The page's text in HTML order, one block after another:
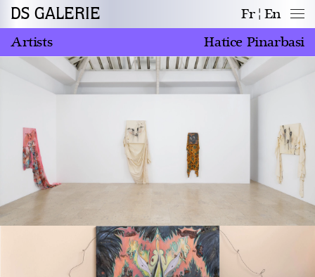
DS GALERIE Fr
En
Artists
Hatice Pinarbasi